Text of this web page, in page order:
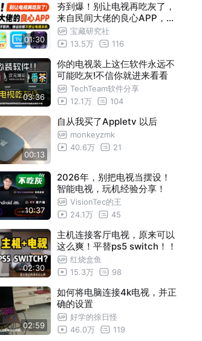
01:30
夯到爆！别让电视再吃灰了，
来自民间大佬的良心APP，装
上这4款TV电视盒子软件，保
证你都不想让电视关机
宝藏研究社
13.5万
116
03:36
你的电视装上这仨软件永远不
可能吃灰!不信你就进来看看
TechTeam软件分享
12.1万
104
00:13
自从我买了Appletv 以后
monkeyzmk
40.6万
21
10:37
2026年，别把电视当摆设！
智能电视，玩机经验分享！
VisionTec的王
24.1万
45
02:30
主机连接客厅电视，原来可以
这么爽！平替ps5 switch！！
红烧盒鱼
15.3万
98
02:59
如何将电脑连接4k电视，并正
确的设置
好学的徐日怪
46.0万
119